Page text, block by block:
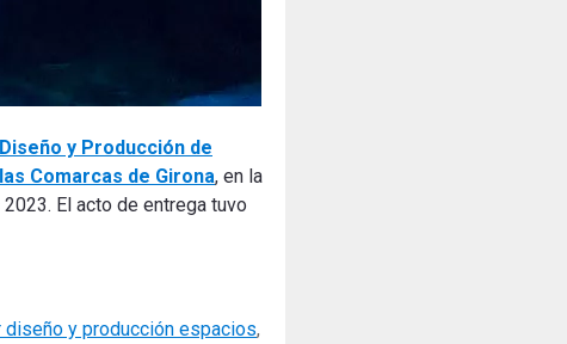
y Producción de
Comarcas de Girona, en la
El acto de entrega tuvo
diseño y producción espacios,